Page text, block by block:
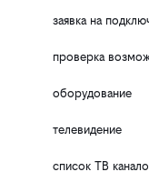
заявка на
проверка
оборудование
телевидение
список ТВ